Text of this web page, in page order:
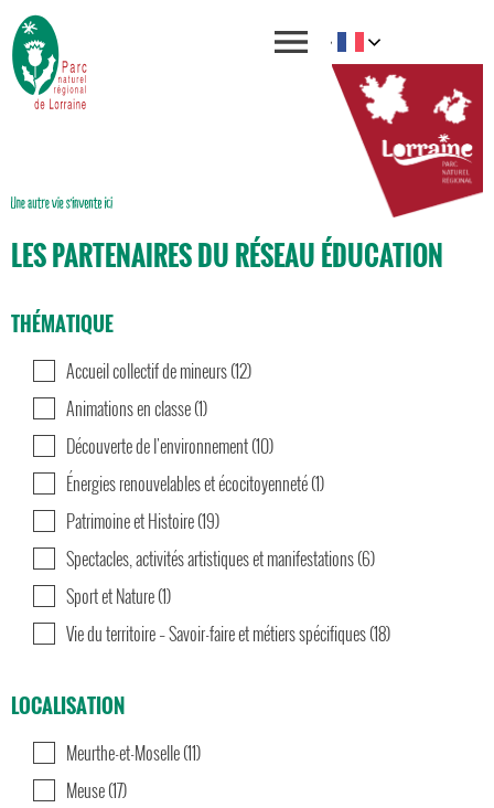
LES PARTENAIRES DU RÉSEAU ÉDUCATION
THÉMATIQUE
Accueil collectif de mineurs (12)
Animations en classe (1)
Découverte de l'environnement (10)
Énergies renouvelables et écocitoyenneté (1)
Patrimoine et Histoire (19)
Spectacles, activités artistiques et manifestations (6)
Sport et Nature (1)
Vie du territoire – Savoir-faire et métiers spécifiques (18)
LOCALISATION
Meurthe-et-Moselle (11)
Meuse (17)